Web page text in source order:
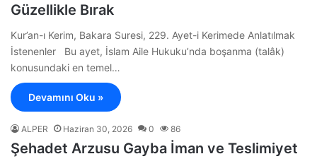
Güzellikle Bırak
Kur’an-ı Kerim, Bakara Suresi, 229. Ayet-i Kerimede Anlatılmak
İstenenler Bu ayet, İslam Aile Hukuku’nda boşanma (talâk)
konusundaki en temel…
Devamını Oku »
ALPER Haziran 30, 2026 0 86
Şehadet Arzusu Gayba İman ve Teslimiyet